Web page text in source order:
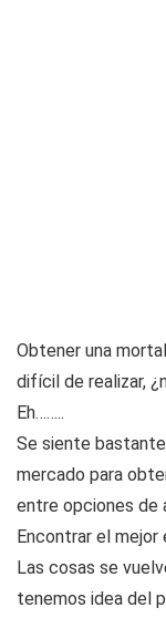
Obtener una
difícil de realizar,
Eh……..
Se siente
mercado para
entre opciones de
Encontrar el mejor
Las cosas se
tenemos idea del